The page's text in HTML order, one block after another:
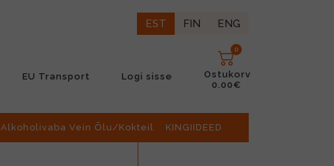
EST FIN ENG
EU Transport Logi sisse
0
Ostukorv
0.00€
Alkoholivaba Vein Õlu/Kokteil KINGIIDEED